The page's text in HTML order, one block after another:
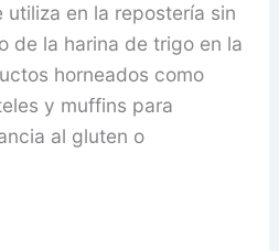
utiliza en la repostería sin
de la harina de trigo en la
horneados como
y muffins para
al gluten o